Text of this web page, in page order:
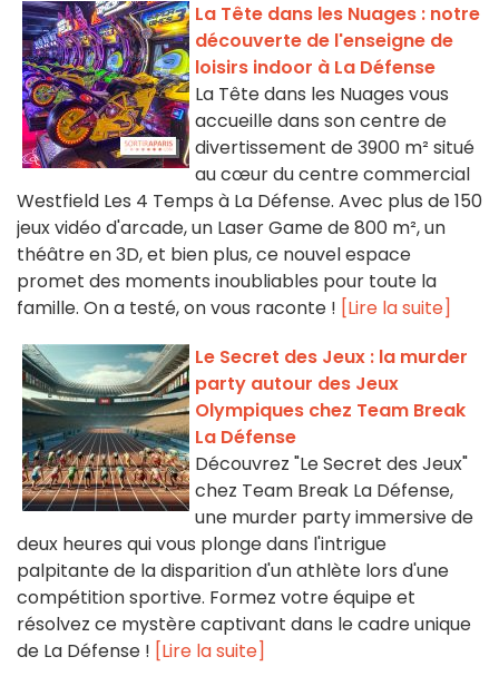
La Tête dans les Nuages : notre
découverte de l'enseigne de
loisirs indoor à La Défense
La Tête dans les Nuages vous
accueille dans son centre de
divertissement de 3900 m² situé
au cœur du centre commercial
Westfield Les 4 Temps à La Défense. Avec plus de 150
jeux vidéo d'arcade, un Laser Game de 800 m², un
théâtre en 3D, et bien plus, ce nouvel espace
promet des moments inoubliables pour toute la
famille. On a testé, on vous raconte ! [Lire la suite]
Le Secret des Jeux : la murder
party autour des Jeux
Olympiques chez Team Break
La Défense
Découvrez "Le Secret des Jeux"
chez Team Break La Défense,
une murder party immersive de
deux heures qui vous plonge dans l'intrigue
palpitante de la disparition d'un athlète lors d'une
compétition sportive. Formez votre équipe et
résolvez ce mystère captivant dans le cadre unique
de La Défense ! [Lire la suite]